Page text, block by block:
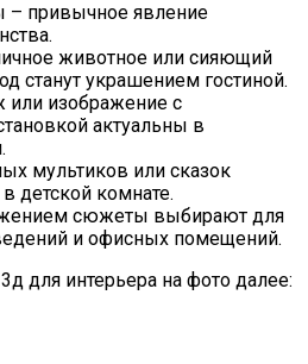
– привычное явление
животное или сияющий
станут украшением гостиной.
изображение с
актуальны в
мультиков или сказок
детской комнате.
сюжеты выбирают для
и офисных помещений.
для интерьера на фото далее: